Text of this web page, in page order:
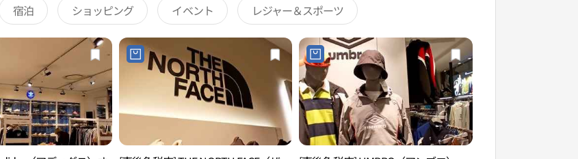
宿泊 ショッピング イベント レジャー＆スポーツ